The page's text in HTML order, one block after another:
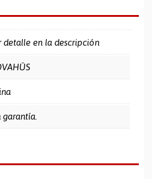
detalle en la descripción
garantía.